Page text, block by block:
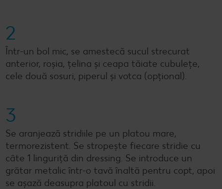
2
Într-un bol mic, se amestecă sucul strecurat
anterior, roșia, țelina și ceapa tăiate cubulețe,
cele două sosuri, piperul și votca (opțional).
3
Se aranjează stridiile pe un platou mare,
termorezistent. Se stropește fiecare stridie cu
câte 1 linguriță din dressing. Se introduce un
grătar metalic într-o tavă înaltă pentru copt, apoi
se așază deasupra platoul cu stridii.